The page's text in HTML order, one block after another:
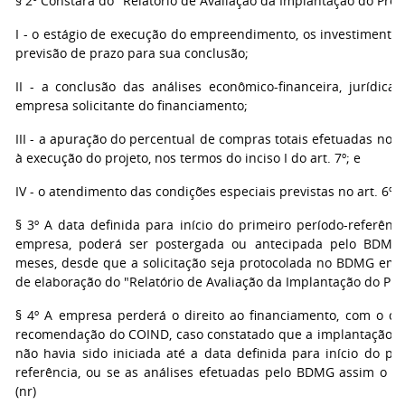
I - o estágio de execução do empreendimento, os
previsão de prazo para sua conclusão;
II - a conclusão das análises econômico-financeira, jurídica
empresa solicitante do financiamento;
III - a apuração do percentual de compras totais efetuadas no
à execução do projeto, nos termos do inciso I do art. 7º; e
IV - o atendimento das condições especiais previstas no art. 6º,
§ 3º A data definida para início do primeiro período-
empresa, poderá ser postergada ou antecipada pelo
meses, desde que a solicitação seja protocolada no BDMG
de elaboração do "Relatório de Avaliação da Implantação do
§ 4º A empresa perderá o direito ao financiamento, com o
recomendação do COIND, caso constatado que a implantação
não havia sido iniciada até a data definida para início do
referência, ou se as análises efetuadas pelo BDMG assim o
(nr)